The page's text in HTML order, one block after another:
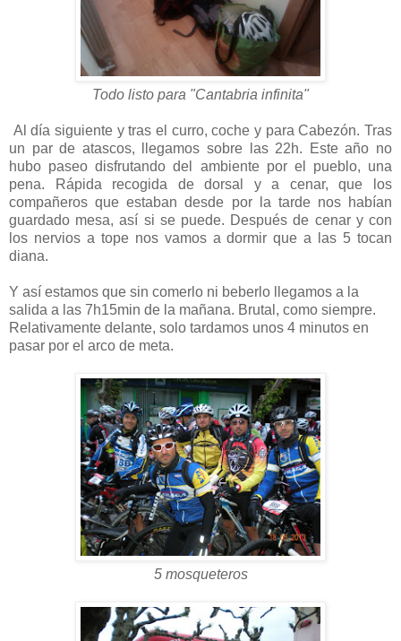
Todo listo para "Cantabria infinita"
Al día siguiente y tras el curro, coche y para Cabezón. Tras
un par de atascos, llegamos sobre las 22h. Este año no
hubo paseo disfrutando del ambiente por el pueblo, una
pena. Rápida recogida de dorsal y a cenar, que los
compañeros que estaban desde por la tarde nos habían
guardado mesa, así si se puede. Después de cenar y con
los nervios a tope nos vamos a dormir que a las 5 tocan
diana.
Y así estamos que sin comerlo ni beberlo llegamos a la
salida a las 7h15min de la mañana. Brutal, como siempre.
Relativamente delante, solo tardamos unos 4 minutos en
pasar por el arco de meta.
5 mosqueteros